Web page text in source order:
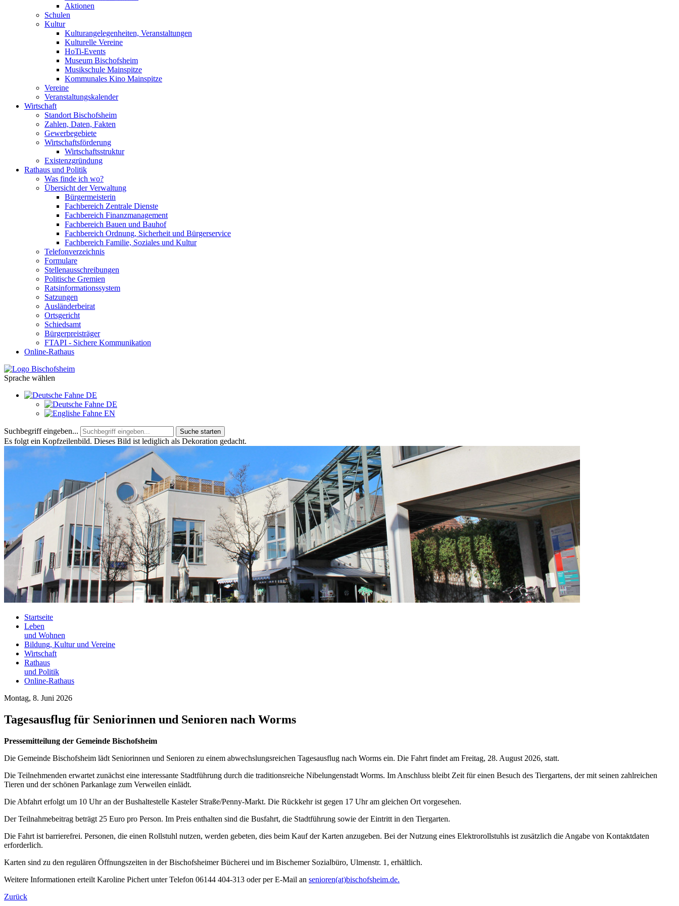
Aktionen
Schulen
Kultur
Kulturangelegenheiten, Veranstaltungen
Kulturelle Vereine
HoTi-Events
Museum Bischofsheim
Musikschule Mainspitze
Kommunales Kino Mainspitze
Vereine
Veranstaltungskalender
Wirtschaft
Standort Bischofsheim
Zahlen, Daten, Fakten
Gewerbegebiete
Wirtschaftsförderung
Wirtschaftsstruktur
Existenzgründung
Rathaus und Politik
Was finde ich wo?
Übersicht der Verwaltung
Bürgermeisterin
Fachbereich Zentrale Dienste
Fachbereich Finanzmanagement
Fachbereich Bauen und Bauhof
Fachbereich Ordnung, Sicherheit und Bürgerservice
Fachbereich Familie, Soziales und Kultur
Telefonverzeichnis
Formulare
Stellenausschreibungen
Politische Gremien
Ratsinformationssystem
Satzungen
Ausländerbeirat
Ortsgericht
Schiedsamt
Bürgerpreisträger
FTAPI - Sichere Kommunikation
Online-Rathaus
Sprache wählen
DE
DE
EN
Suchbegriff eingeben... Suche starten
Es folgt ein Kopfzeilenbild. Dieses Bild ist lediglich als Dekoration gedacht.
Startseite
Leben
und Wohnen
Bildung, Kultur und Vereine
Wirtschaft
Rathaus
und Politik
Online-Rathaus
Montag, 8. Juni 2026
Tagesausflug für Seniorinnen und Senioren nach Worms
Pressemitteilung der Gemeinde Bischofsheim
Die Gemeinde Bischofsheim lädt Seniorinnen und Senioren zu einem abwechslungsreichen Tagesausflug nach Worms ein. Die Fahrt findet am Freitag, 28. August 2026, statt.
Die Teilnehmenden erwartet zunächst eine interessante Stadtführung durch die traditionsreiche Nibelungenstadt Worms. Im Anschluss bleibt Zeit für einen Besuch des Tiergartens, der mit seinen zahlreichen
Tieren und der schönen Parkanlage zum Verweilen einlädt.
Die Abfahrt erfolgt um 10 Uhr an der Bushaltestelle Kasteler Straße/Penny-Markt. Die Rückkehr ist gegen 17 Uhr am gleichen Ort vorgesehen.
Der Teilnahmebeitrag beträgt 25 Euro pro Person. Im Preis enthalten sind die Busfahrt, die Stadtführung sowie der Eintritt in den Tiergarten.
Die Fahrt ist barrierefrei. Personen, die einen Rollstuhl nutzen, werden gebeten, dies beim Kauf der Karten anzugeben. Bei der Nutzung eines Elektrorollstuhls ist zusätzlich die Angabe von Kontaktdaten
erforderlich.
Karten sind zu den regulären Öffnungszeiten in der Bischofsheimer Bücherei und im Bischemer Sozialbüro, Ulmenstr. 1, erhältlich.
Weitere Informationen erteilt Karoline Pichert unter Telefon 06144 404-313 oder per E-Mail an senioren(at)bischofsheim.de.
Zurück